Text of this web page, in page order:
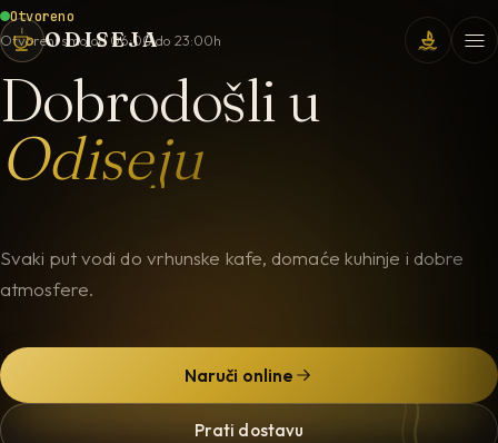
ODISEJA
Otvoreno
Otvoreni smo od 06:00 do 23:00h
Dobrodošli u
Odiseju
Svaki put vodi do vrhunske kafe, domaće kuhinje i dobre
atmosfere.
Naruči online
Prati dostavu